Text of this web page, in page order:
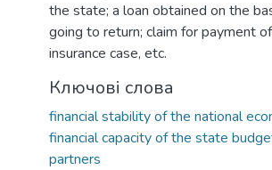
the state; a loan obtained on the
going to return; claim for payment
insurance case, etc.
Ключові слова
financial stability of the national
financial capacity of the state
partners